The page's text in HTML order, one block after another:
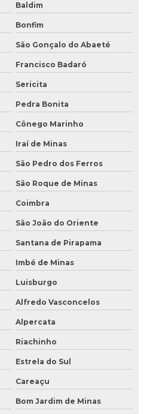
Baldim
Bonfim
São Gonçalo do Abaeté
Francisco Badaró
Sericita
Pedra Bonita
Cônego Marinho
Iraí de Minas
São Pedro dos Ferros
São Roque de Minas
Coimbra
São João do Oriente
Santana de Pirapama
Imbé de Minas
Luisburgo
Alfredo Vasconcelos
Alpercata
Riachinho
Estrela do Sul
Careaçu
Bom Jardim de Minas